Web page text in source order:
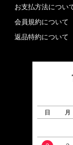
お支払方法につい
会員規約について
返品特約について
日 月